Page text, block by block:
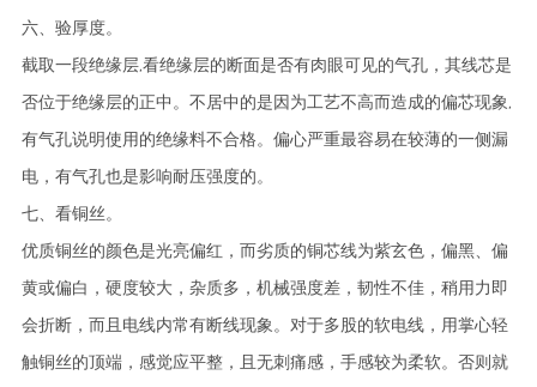
六、验厚度。
截取一段绝缘层,看绝缘层的断面是否有肉眼可见的气孔，其线芯是
否位于绝缘层的正中。不居中的是因为工艺不高而造成的偏芯现象,
有气孔说明使用的绝缘料不合格。偏心严重最容易在较薄的一侧漏
电，有气孔也是影响耐压强度的。
七、看铜丝。
优质铜丝的颜色是光亮偏红，而劣质的铜芯线为紫玄色，偏黑、偏
黄或偏白，硬度较大，杂质多，机械强度差，韧性不佳，稍用力即
会折断，而且电线内常有断线现象。对于多股的软电线，用掌心轻
触铜丝的顶端，感觉应平整，且无刺痛感，手感较为柔软。否则就